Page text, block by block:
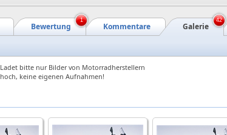
Galerie
Kommentare
Bewertung
1 42
Ladet bitte nur Bilder von Motorradherstellern
hoch, keine eigenen Aufnahmen!